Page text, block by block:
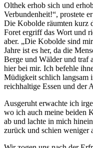
Olthek erhob sich und
Verbundenheit!“, prostete
Die Kobolde räumten kurz
Foret ergriff das Wort und
aber. „Die Kobolde sind
Jahre ist es her, da die
Berge und Wälder und traf
hier bei mir. Ich befehle
Müdigkeit schlich langsam
reichhaltige Essen und der
Ausgeruht erwachte ich
wo ich auch meine beiden
ab und lachte in mich
zurück und schien weniger